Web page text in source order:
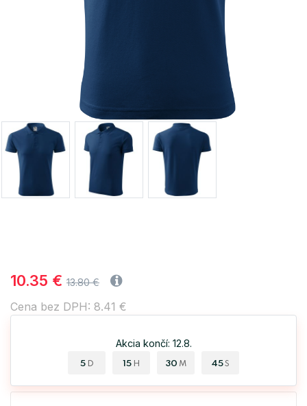
10.35 € 13.80 €
Cena bez DPH: 8.41 €
Akcia končí: 12.8.
5 D 15 H 30 M 45S